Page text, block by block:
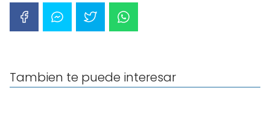
Tambien te puede interesar